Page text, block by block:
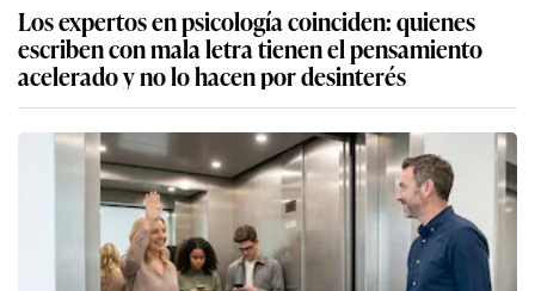
Los expertos en psicología coinciden: quienes
escriben con mala letra tienen el pensamiento
acelerado y no lo hacen por desinterés